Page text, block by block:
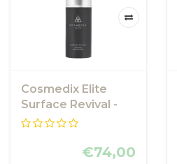
Cosmedix Elite
Surface Revival -
Cosmedix Elite
€74,00